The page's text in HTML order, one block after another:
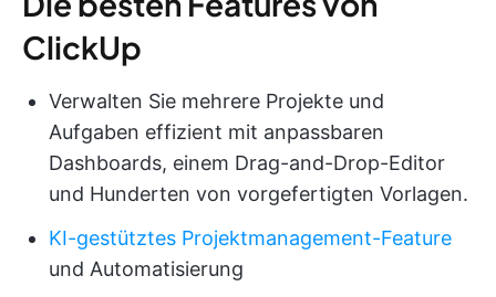
ClickUp
Verwalten Sie mehrere Projekte und
Aufgaben effizient mit anpassbaren
Dashboards, einem Drag-and-Drop-Editor
und Hunderten von vorgefertigten Vorlagen.
KI-gestütztes Projektmanagement-Feature
und Automatisierung